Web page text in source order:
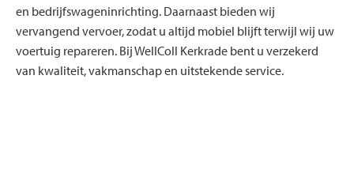
en bedrijfswageninrichting. Daarnaast bieden wij
vervangend vervoer, zodat u altijd mobiel blijft terwijl wij uw
voertuig repareren. Bij WellColl Kerkrade bent u verzekerd
van kwaliteit, vakmanschap en uitstekende service.